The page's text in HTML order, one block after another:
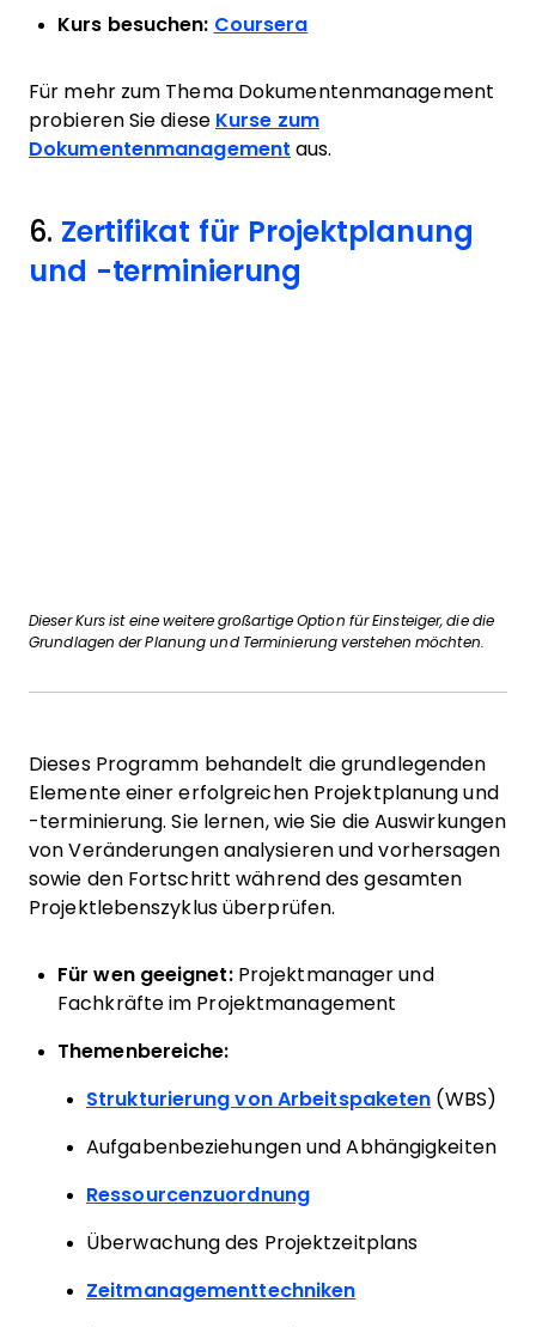
Kurs besuchen: Coursera
Für mehr zum Thema Dokumentenmanagement
probieren Sie diese Kurse zum
Dokumentenmanagement aus.
6. Zertifikat für Projektplanung
und -terminierung
Dieser Kurs ist eine weitere großartige Option für Einsteiger, die die
Grundlagen der Planung und Terminierung verstehen möchten.
Dieses Programm behandelt die grundlegenden
Elemente einer erfolgreichen Projektplanung und
-terminierung. Sie lernen, wie Sie die Auswirkungen
von Veränderungen analysieren und vorhersagen
sowie den Fortschritt während des gesamten
Projektlebenszyklus überprüfen.
Für wen geeignet:Projektmanager und
Fachkräfte im Projektmanagement
Themenbereiche:
Strukturierung von Arbeitspaketen (WBS)
Aufgabenbeziehungen und Abhängigkeiten
Ressourcenzuordnung
Überwachung des Projektzeitplans
Zeitmanagementtechniken